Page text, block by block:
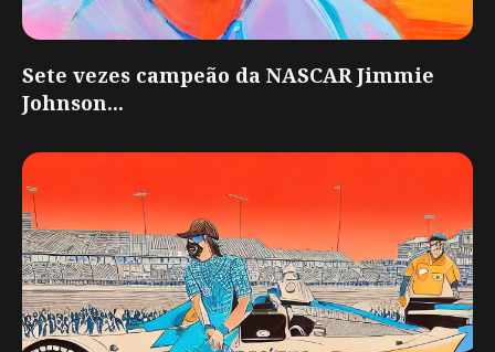
Sete vezes campeão da NASCAR Jimmie
Johnson...